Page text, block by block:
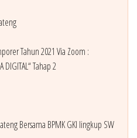
Tahun 2021 Via Zoom :
DIGITAL“ Tahap 2
Bersama BPMK GKI lingkup SW